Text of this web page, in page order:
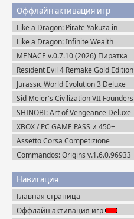
Оффлайн активация игр
Like a Dragon: Pirate Yakuza in
Hawaii (2025) Steam-Rip
Like a Dragon: Infinite Wealth
Ultimate Edition (2024) Steam-Rip
MENACE v.0.7.10 (2026) Пиратка
Resident Evil 4 Remake Gold Edition
+ Separate Ways (2023) Пиратка
Jurassic World Evolution 3 Deluxe
Edition (2025) Steam-Rip
Sid Meier's Civilization VII Founders
Edition (2025) Steam-Rip
SHINOBI: Art of Vengeance Deluxe
Edition (2025) Steam-Rip
XBOX / PC GAME PASS и 450+
Новинок игр для ПК / PC
Assetto Corsa Competizione
v.1.10.3 + Все DLC (2019) Пиратка
Commandos: Origins v.1.6.0.96933
Навигация
Главная страница
Оффлайн активация игр